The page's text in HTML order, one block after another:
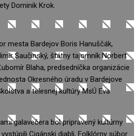
Dominik Krok.
mesta Bardejov Boris Hanuščák,
Saučinský, štátny tajomník Norbert
Blaha, predsedníčka organizácie
Okresného úradu v Bardejove
a telesnej kultúry MsÚ Eva
galavečera bol pripravený kultúrny
Cigánski diabli, Folklórny súbor